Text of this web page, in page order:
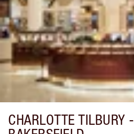
CHARLOTTE TILBURY -